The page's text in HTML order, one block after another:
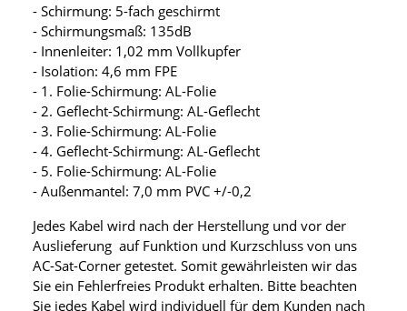
- Schirmung: 5-fach geschirmt
- Schirmungsmaß: 135dB
- Innenleiter: 1,02 mm Vollkupfer
- Isolation: 4,6 mm FPE
- 1. Folie-Schirmung: AL-Folie
- 2. Geflecht-Schirmung: AL-Geflecht
- 3. Folie-Schirmung: AL-Folie
- 4. Geflecht-Schirmung: AL-Geflecht
- 5. Folie-Schirmung: AL-Folie
- Außenmantel: 7,0 mm PVC +/-0,2
Jedes Kabel wird nach der Herstellung und vor der
Auslieferung auf Funktion und Kurzschluss von uns
AC-Sat-Corner getestet. Somit gewährleisten wir das
Sie ein Fehlerfreies Produkt erhalten. Bitte beachten
Sie jedes Kabel wird individuell für dem Kunden nach